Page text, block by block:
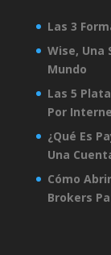
Las 3
Wise, Una
Mundo
Las 5
Por
¿Qué Es
Una
Cómo
Brokers